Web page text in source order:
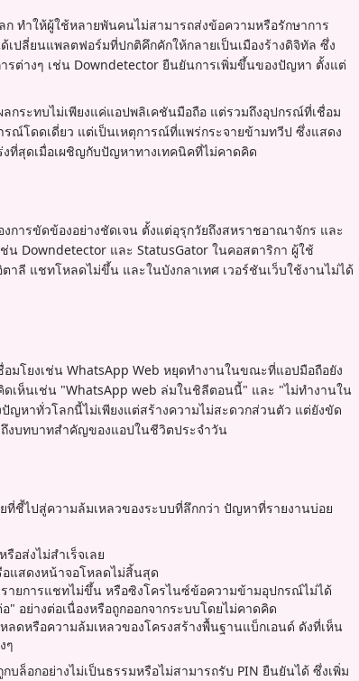
ทำให้ผู้ใช้หลายพันคนไม่สามารถส่งข้อความหรือรักษาการ
ปลี่ยนแพลตฟอร์มที่ปกติคึกคักให้กลายเป็นเมืองร้างดิจิทัล ซึ่ง
รต่างๆ เช่น Downdetector ยืนยันการเพิ่มขึ้นของปัญหา ตั้งแต่
ระทบไม่เพียงแค่แอปพลิเคชันมือถือ แต่รวมถึงอุปกรณ์ที่เชื่อม
ณ์โดดเดี่ยว แต่เป็นเหตุการณ์ที่แพร่กระจายข้ามทวีป ซึ่งแสดง
ที่สุดเมื่อเผชิญกับปัญหาทางเทคนิคที่ไม่คาดคิด
การขัดข้องอย่างชัดเจน ตั้งแต่อุรุกวัยถึงสหราชอาณาจักร และ
Downdetector และ StatusGator ในคอสตาริกา ผู้ใช้
ลี แชทโหลดไม่ขึ้น และในบังกลาเทศ เวอร์ชันเว็บใช้งานไม่ได้
มโยงเช่น WhatsApp Web หยุดทำงานในขณะที่แอปมือถือยัง
เห็นเช่น "WhatsApp web ล่มในชิลีตอนนี้" และ "ไม่ทำงานใน
ญหาทั่วโลกนี้ไม่เพียงแต่สร้างความไม่สะดวกส่วนตัว แต่ยังขัด
งบทบาทสำคัญของแอปในชีวิตประจำวัน
ชี้ไปสู่ความล้มเหลวของระบบที่ลึกกว่า ปัญหาที่รายงานบ่อย
อส่งไม่สำเร็จเลย
อแสดงหน้าจอโหลดไม่สิ้นสุด
ายการแชทไม่ขึ้น หรือซิงโครไนซ์ข้อความข้ามอุปกรณ์ไม่ได้
" อย่างต่อเนื่องหรือถูกออกจากระบบโดยไม่คาดคิด
ลดหรือความล้มเหลวของโครงสร้างพื้นฐานแบ็กเอนด์ ดังที่เห็น
ๆ
ล็อกอย่างไม่เป็นธรรมหรือไม่สามารถรับ PIN ยืนยันได้ ซึ่งเพิ่ม